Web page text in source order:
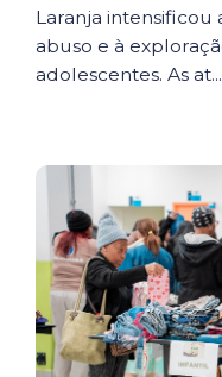
Laranja intensificou
abuso e à
adolescentes. As at...